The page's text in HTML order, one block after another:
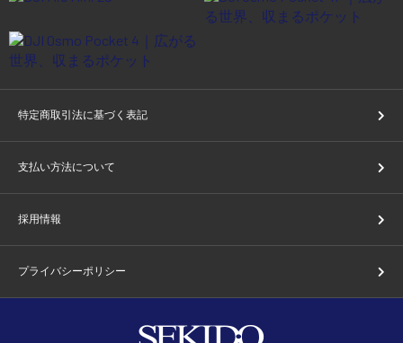
特定商取引法に基づく表記
支払い方法について
採用情報
プライバシーポリシー